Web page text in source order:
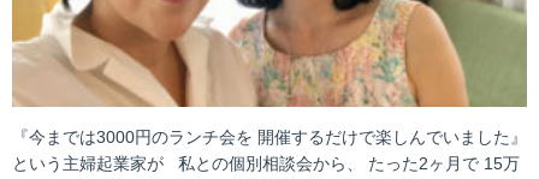
『今までは3000円のランチ会を 開催するだけで楽しんでいました』
という主婦起業家が 私との個別相談会から、 たった2ヶ月で 15万